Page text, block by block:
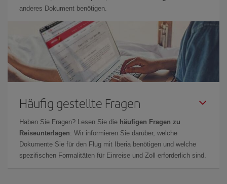
anderes Dokument benötigen.
Häufig gestellte Fragen
Haben Sie Fragen? Lesen Sie die häufigen Fragen zu
Reiseunterlagen: Wir informieren Sie darüber, welche
Dokumente Sie für den Flug mit Iberia benötigen und welche
spezifischen Formalitäten für Einreise und Zoll erforderlich sind.